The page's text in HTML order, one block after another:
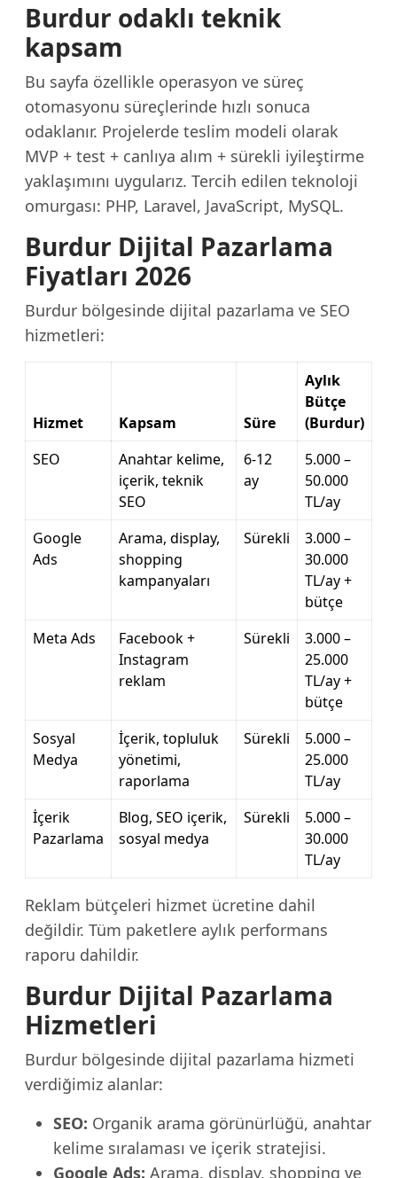
Burdur odaklı teknik
kapsam
Bu sayfa özellikle operasyon ve süreç
otomasyonu süreçlerinde hızlı sonuca
odaklanır. Projelerde teslim modeli olarak
MVP + test + canlıya alım + sürekli iyileştirme
yaklaşımını uygularız. Tercih edilen teknoloji
omurgası: PHP, Laravel, JavaScript, MySQL.
Burdur Dijital Pazarlama
Fiyatları 2026
Burdur bölgesinde dijital pazarlama ve SEO
hizmetleri:
Hizmet Kapsam Süre
Aylık
Bütçe
(Burdur)
SEO
Anahtar kelime,
içerik, teknik
SEO
6-12
ay
5.000 –
50.000
TL/ay
Google
Ads
Arama, display,
shopping
kampanyaları
Sürekli
3.000 –
30.000
TL/ay +
bütçe
Meta Ads
Facebook +
Instagram
reklam
Sürekli
3.000 –
25.000
TL/ay +
bütçe
Sosyal
Medya
İçerik, topluluk
yönetimi,
raporlama
Sürekli
5.000 –
25.000
TL/ay
İçerik
Pazarlama
Blog, SEO içerik,
sosyal medya
Sürekli
5.000 –
30.000
TL/ay
Reklam bütçeleri hizmet ücretine dahil
değildir. Tüm paketlere aylık performans
raporu dahildir.
Burdur Dijital Pazarlama
Hizmetleri
Burdur bölgesinde dijital pazarlama hizmeti
verdiğimiz alanlar:
SEO: Organik arama görünürlüğü, anahtar
kelime sıralaması ve içerik stratejisi.
Google Ads: Arama, display, shopping ve